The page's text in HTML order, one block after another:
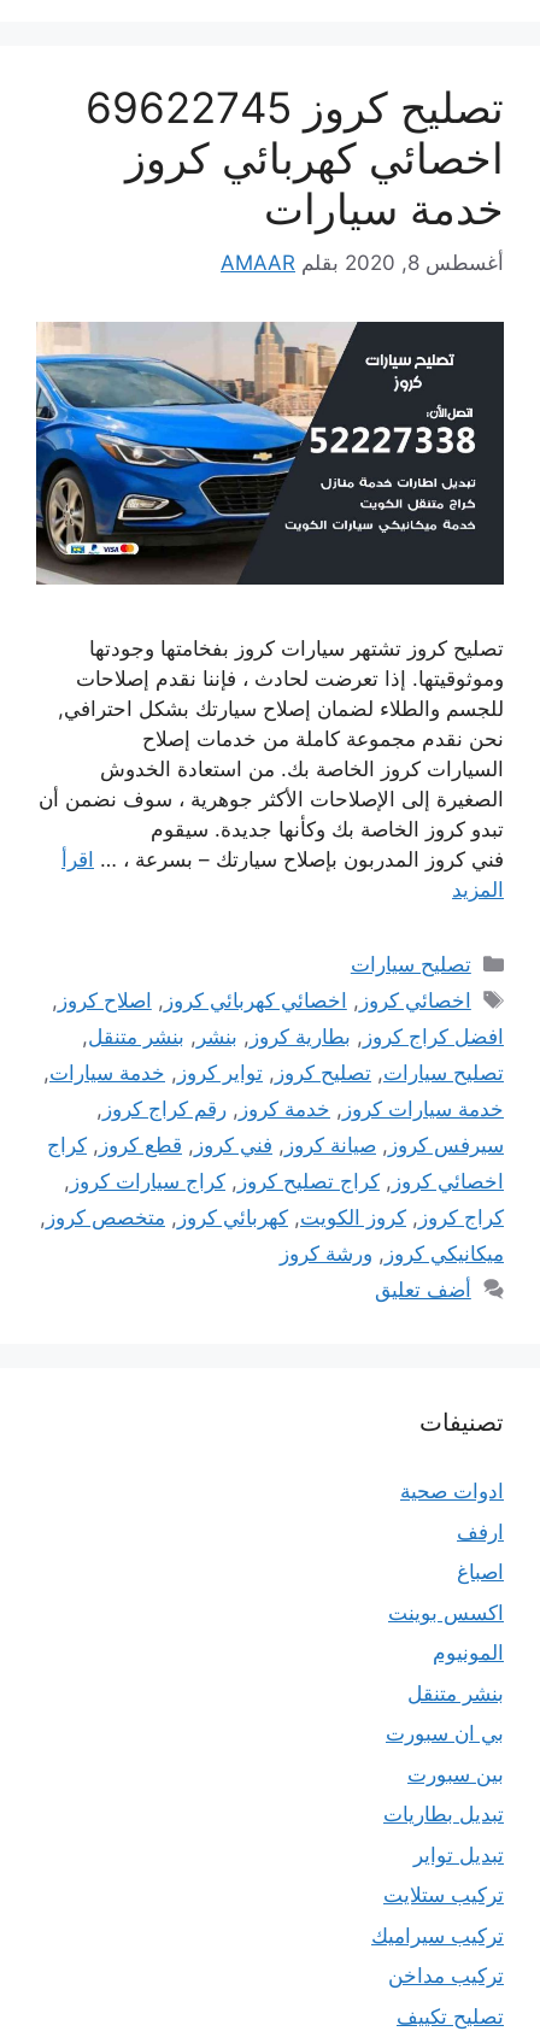
تصليح كروز 69622745
اخصائي كهربائي كروز
خدمة سيارات
أغسطس 8, 2020 بقلم AMAAR
تصليح كروز تشتهر سيارات كروز بفخامتها وجودتها
وموثوقيتها. إذا تعرضت لحادث ، فإننا نقدم إصلاحات
للجسم والطلاء لضمان إصلاح سيارتك بشكل احترافي,
نحن نقدم مجموعة كاملة من خدمات إصلاح
السيارات كروز الخاصة بك. من استعادة الخدوش
الصغيرة إلى الإصلاحات الأكثر جوهرية ، سوف نضمن أن
تبدو كروز الخاصة بك وكأنها جديدة. سيقوم
فني كروز المدربون بإصلاح سيارتك – بسرعة ، … اقرأ
المزيد
التصنيفات
تصليح سيارات
الوسوم
اخصائي كروز , اخصائي كهربائي كروز , اصلاح كروز ,
افضل كراج كروز , بطارية كروز , بنشر , بنشر متنقل,
تصليح سيارات, تصليح كروز , تواير كروز , خدمة سيارات,
خدمة سيارات كروز , خدمة كروز , رقم كراج كروز ,
سيرفس كروز , صيانة كروز , فني كروز , قطع كروز , كراج
اخصائي كروز , كراج تصليح كروز , كراج سيارات كروز ,
كراج كروز , كروز الكويت, كهربائي كروز , متخصص كروز ,
ميكانيكي كروز , ورشة كروز
أضف تعليق
تصنيفات
ادوات صحية
ارفف
اصباغ
اكسس بوينت
المونيوم
بنشر متنقل
بي ان سبورت
بين سبورت
تبديل بطاريات
تبديل تواير
تركيب ستلايت
تركيب سيراميك
تركيب مداخن
تصليح تكييف